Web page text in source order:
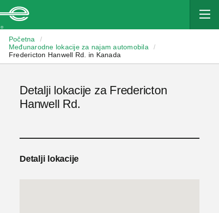
Početna
/
Međunarodne lokacije za najam automobila
/
Fredericton Hanwell Rd. in Kanada
Detalji lokacije za Fredericton
Hanwell Rd.
Detalji lokacije